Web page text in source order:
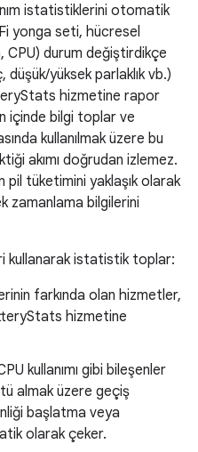
istatistiklerini otomatik
yonga seti, hücresel
durum değiştirdikçe
yüksek parlaklık vb.)
hizmetine rapor
içinde bilgi toplar ve
kullanılmak üzere bu
akımı doğrudan izlemez.
pil tüketimini yaklaşık olarak
zamanlama bilgilerini
kullanarak istatistik toplar:
farkında olan hizmetler,
hizmetine
kullanımı gibi bileşenler
almak üzere geçiş
başlatma veya
olarak çeker.